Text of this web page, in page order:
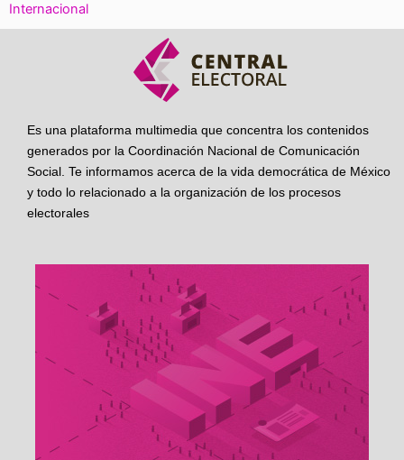
Internacional
Es una plataforma multimedia que concentra los contenidos
generados por la Coordinación Nacional de Comunicación
Social. Te informamos acerca de la vida democrática de México
y todo lo relacionado a la organización de los procesos
electorales